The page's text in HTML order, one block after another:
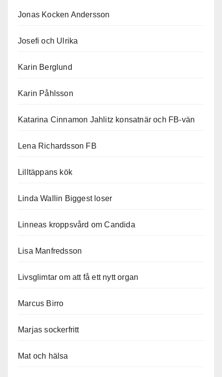
Jonas Kocken Andersson
Josefi och Ulrika
Karin Berglund
Karin Påhlsson
Katarina Cinnamon Jahlitz konsatnär och FB-vän
Lena Richardsson FB
Lilltäppans kök
Linda Wallin Biggest loser
Linneas kroppsvård om Candida
Lisa Manfredsson
Livsglimtar om att få ett nytt organ
Marcus Birro
Marjas sockerfritt
Mat och hälsa